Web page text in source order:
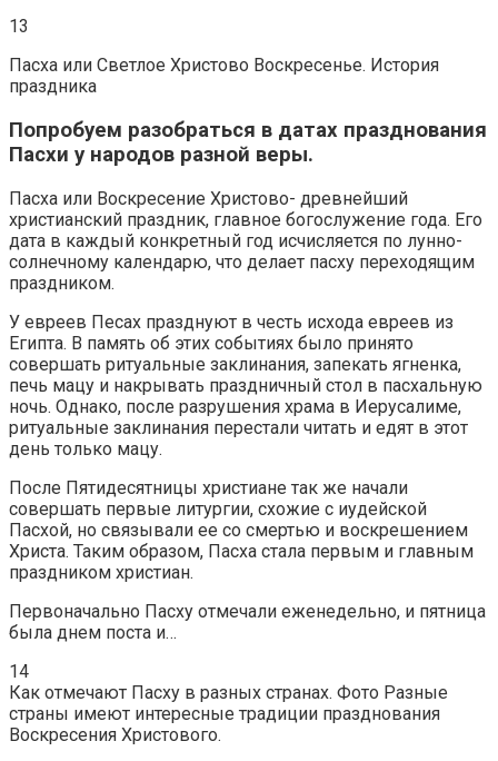
13
Пасха или Светлое Христово Воскресенье. История
праздника
Попробуем разобраться в датах празднования
Пасхи у народов разной веры.
Пасха или Воскресение Христово- древнейший
христианский праздник, главное богослужение года. Его
дата в каждый конкретный год исчисляется по лунно-
солнечному календарю, что делает пасху переходящим
праздником.
У евреев Песах празднуют в честь исхода евреев из
Египта. В память об этих событиях было принято
совершать ритуальные заклинания, запекать ягненка,
печь мацу и накрывать праздничный стол в пасхальную
ночь. Однако, после разрушения храма в Иерусалиме,
ритуальные заклинания перестали читать и едят в этот
день только мацу.
После Пятидесятницы христиане так же начали
совершать первые литургии, схожие с иудейской
Пасхой, но связывали ее со смертью и воскрешением
Христа. Таким образом, Пасха стала первым и главным
праздником христиан.
Первоначально Пасху отмечали еженедельно, и пятница
была днем поста и…
14
Как отмечают Пасху в разных странах. Фото Разные
страны имеют интересные традиции празднования
Воскресения Христового.